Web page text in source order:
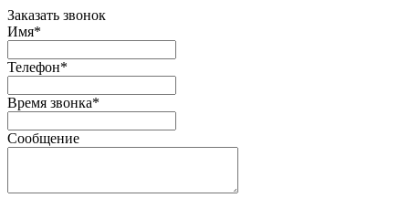
Заказать звонок
Имя*
Телефон*
Время звонка*
Сообщение